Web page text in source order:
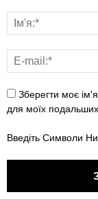
Зберегти моє
для моїх подальших
Введіть Символи